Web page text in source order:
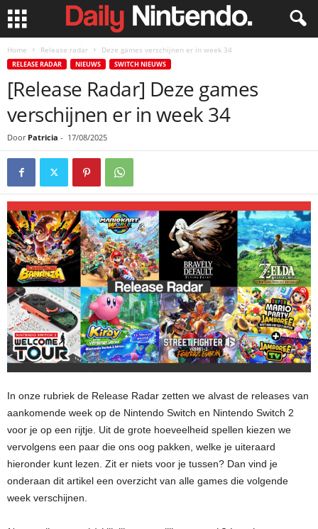
Home Release radar Deze games verschijnen er in week 34
RELEASE RADAR NIEUWS SWITCH NIEUWS
[Release Radar] Deze games
verschijnen er in week 34
Door Patricia - 17/08/2025
In onze rubriek de Release Radar zetten we alvast de releases van
aankomende week op de Nintendo Switch en Nintendo Switch 2
voor je op een rijtje. Uit de grote hoeveelheid spellen kiezen we
vervolgens een paar die ons oog pakken, welke je uiteraard
hieronder kunt lezen. Zit er niets voor je tussen? Dan vind je
onderaan dit artikel een overzicht van alle games die volgende
week verschijnen.